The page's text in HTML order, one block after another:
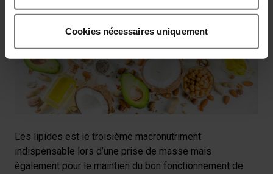
Collecter des informations sur votre localisation
géographique qui peuvent être précises à plusieurs
pour en relever les caractéristiques spécifiques
(empreintes digitales).
Pour en savoir plus sur le traitement de vos données
personnelles et définir vos préférences, reportez-vous à
la
section « Détails »
. Vous pouvez modifier ou retirer
votre consentement à tout moment à partir de la
déclaration sur les cookies.
Cookies nécessaires uniquement
Les lipides
Les lipides est le troisième macronutriment
indispensable lors d’une prise de masse mais
également pour le maintien du bon fonctionnement de